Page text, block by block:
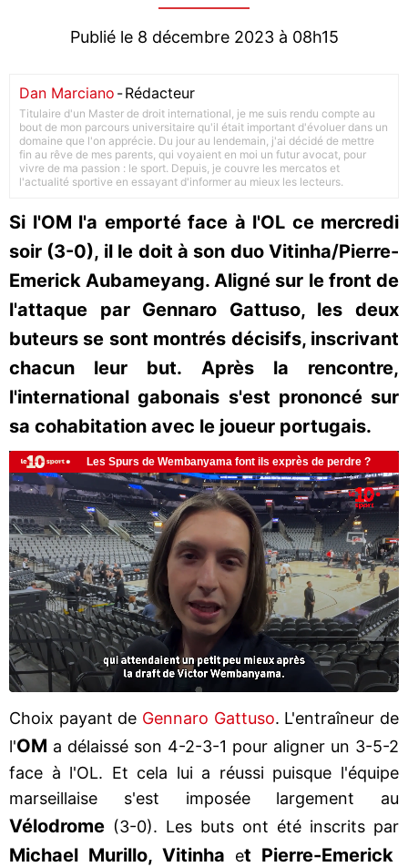
Publié le 8 décembre 2023 à 08h15
Dan Marciano -Rédacteur
Titulaire d'un Master de droit international, je me suis rendu compte au
bout de mon parcours universitaire qu'il était important d'évoluer dans un
domaine que l'on apprécie. Du jour au lendemain, j'ai décidé de mettre
fin au rêve de mes parents, qui voyaient en moi un futur avocat, pour
vivre de ma passion : le sport. Depuis, je couvre les mercatos et
l'actualité sportive en essayant d'informer au mieux les lecteurs.
Si l'OM l'a emporté face à l'OL ce mercredi
soir (3-0), il le doit à son duo Vitinha/Pierre-
Emerick Aubameyang. Aligné sur le front de
l'attaque par Gennaro Gattuso, les deux
buteurs se sont montrés décisifs, inscrivant
chacun leur but. Après la rencontre,
l'international gabonais s'est prononcé sur
sa cohabitation avec le joueur portugais.
Choix payant de Gennaro Gattuso. L'entraîneur de
l'OM a délaissé son 4-2-3-1 pour aligner un 3-5-2
face à l'OL. Et cela lui a réussi puisque l'équipe
marseillaise s'est imposée largement au
Vélodrome (3-0). Les buts ont été inscrits par
Michael Murillo, Vitinha et Pierre-Emerick